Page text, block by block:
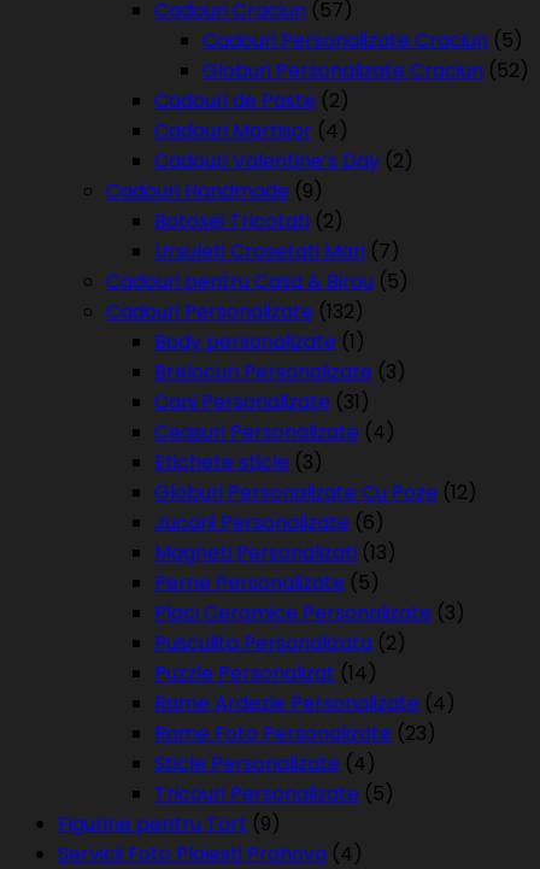
Cadouri Craciun (57)
Cadouri Personalizate Craciun (5)
Globuri Personalizate Craciun (52)
Cadouri de Paste (2)
Cadouri Martisor (4)
Cadouri Valentine’s Day (2)
Cadouri Handmade (9)
Botosei Tricotati (2)
Ursuleti Crosetati Mari (7)
Cadouri pentru Casa & Birou (5)
Cadouri Personalizate (132)
Body personalizate (1)
Brelocuri Personalizate (3)
Cani Personalizate (31)
Ceasuri Personalizate (4)
Etichete sticle (3)
Globuri Personalizate Cu Poze (12)
Jucarii Personalizate (6)
Magneti Personalizati (13)
Perne Personalizate (5)
Placi Ceramice Personalizate (3)
Pusculita Personalizata (2)
Puzzle Personalizat (14)
Rame Ardezie Personalizate (4)
Rame Foto Personalizate (23)
Sticle Personalizate (4)
Tricouri Personalizate (5)
Figurine pentru Tort (9)
Servicii Foto Ploiesti Prahova (4)